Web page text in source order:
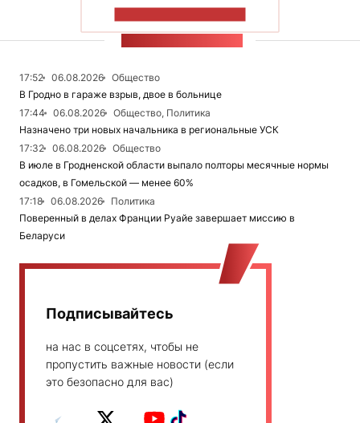
17:52 06.08.2026
Общество
В Гродно в гараже взрыв, двое в больнице
17:44
06.08.2026
Общество, Политика
Назначено три новых начальника в региональные УСК
17:32
06.08.2026
Общество
В июле в Гродненской области выпало полторы месячные нормы
осадков, в Гомельской — менее 60%
17:18
06.08.2026
Политика
Поверенный в делах Франции Руайе завершает миссию в
Беларуси
Подписывайтесь
на нас в соцсетях, чтобы не
пропустить важные новости (если
это безопасно для вас)